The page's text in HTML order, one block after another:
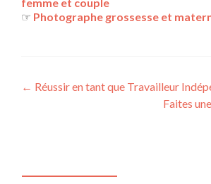
☞ Photographe grossesse et
Navigation
← Réussir en tant que Travailleur
Faites